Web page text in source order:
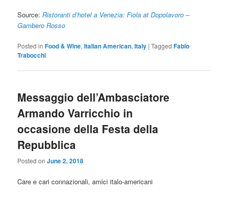
Source:Ristoranti d’hotel a Venezia: Fiola at Dopolavoro –
Gambero Rosso
Posted in Food & Wine,Italian American,Italy |Tagged Fabio
Trabocchi
Messaggio dell’Ambasciatore
Armando Varricchio in
occasione della Festa della
Repubblica
Posted onJune 2, 2018
Care e cari connazionali, amici italo-americani